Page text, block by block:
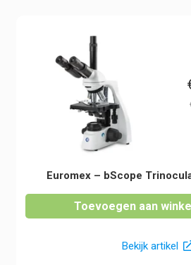
Euromex – bScope
Toevoegen aan
Bekijk artikel